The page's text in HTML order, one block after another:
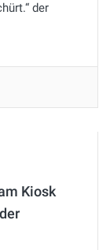
der
Kiosk